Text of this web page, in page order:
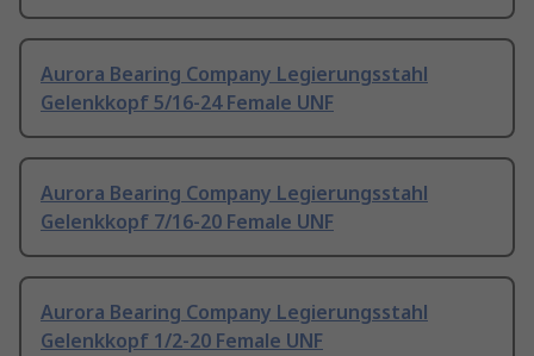
Aurora Bearing Company Legierungsstahl
Gelenkkopf 5/16-24 Female UNF
Aurora Bearing Company Legierungsstahl
Gelenkkopf 7/16-20 Female UNF
Aurora Bearing Company Legierungsstahl
Gelenkkopf 1/2-20 Female UNF